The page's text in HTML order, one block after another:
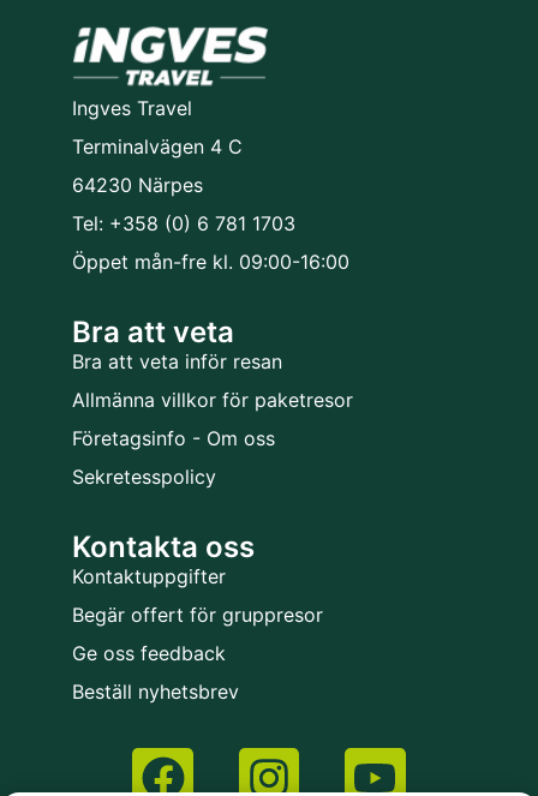
Ingves Travel
Terminalvägen 4 C
64230 Närpes
Tel: +358 (0) 6 781 1703
Öppet mån-fre kl. 09:00-16:00
Bra att veta
Bra att veta inför resan
Allmänna villkor för paketresor
Företagsinfo - Om oss
Sekretesspolicy
Kontakta oss
Kontaktuppgifter
Begär offert för gruppresor
Ge oss feedback
Beställ nyhetsbrev